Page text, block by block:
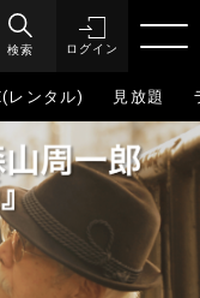
検索 ログイン
レンタル) 見放題